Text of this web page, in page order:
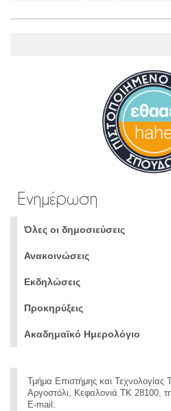
Ενημέρωση
Όλες οι δημοσιεύσεις
Ανακοινώσεις
Εκδηλώσεις
Προκηρύξεις
Ακαδημαϊκό Ημερολόγιο
Τμήμα Επιστήμης και Τεχνολογίας
Αργοστόλι, Κεφαλονιά ΤΚ 28100,
E-mail: